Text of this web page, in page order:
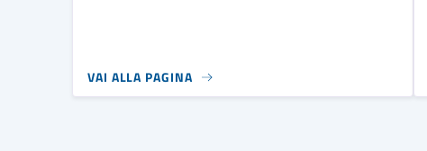
VAI ALLA PAGINA